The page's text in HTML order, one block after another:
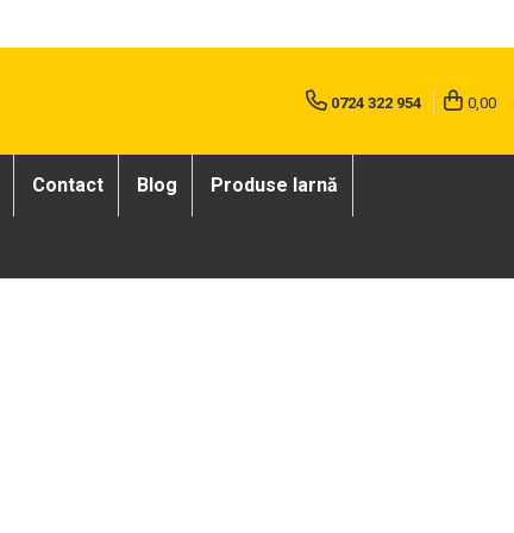
0724 322 954 0,00
Contact Blog Produse Iarnă